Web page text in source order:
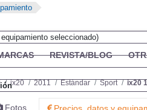
REVISTA/BLOG
ix20 2011 Estándar Sport ix20
Fotos
seleccionado)